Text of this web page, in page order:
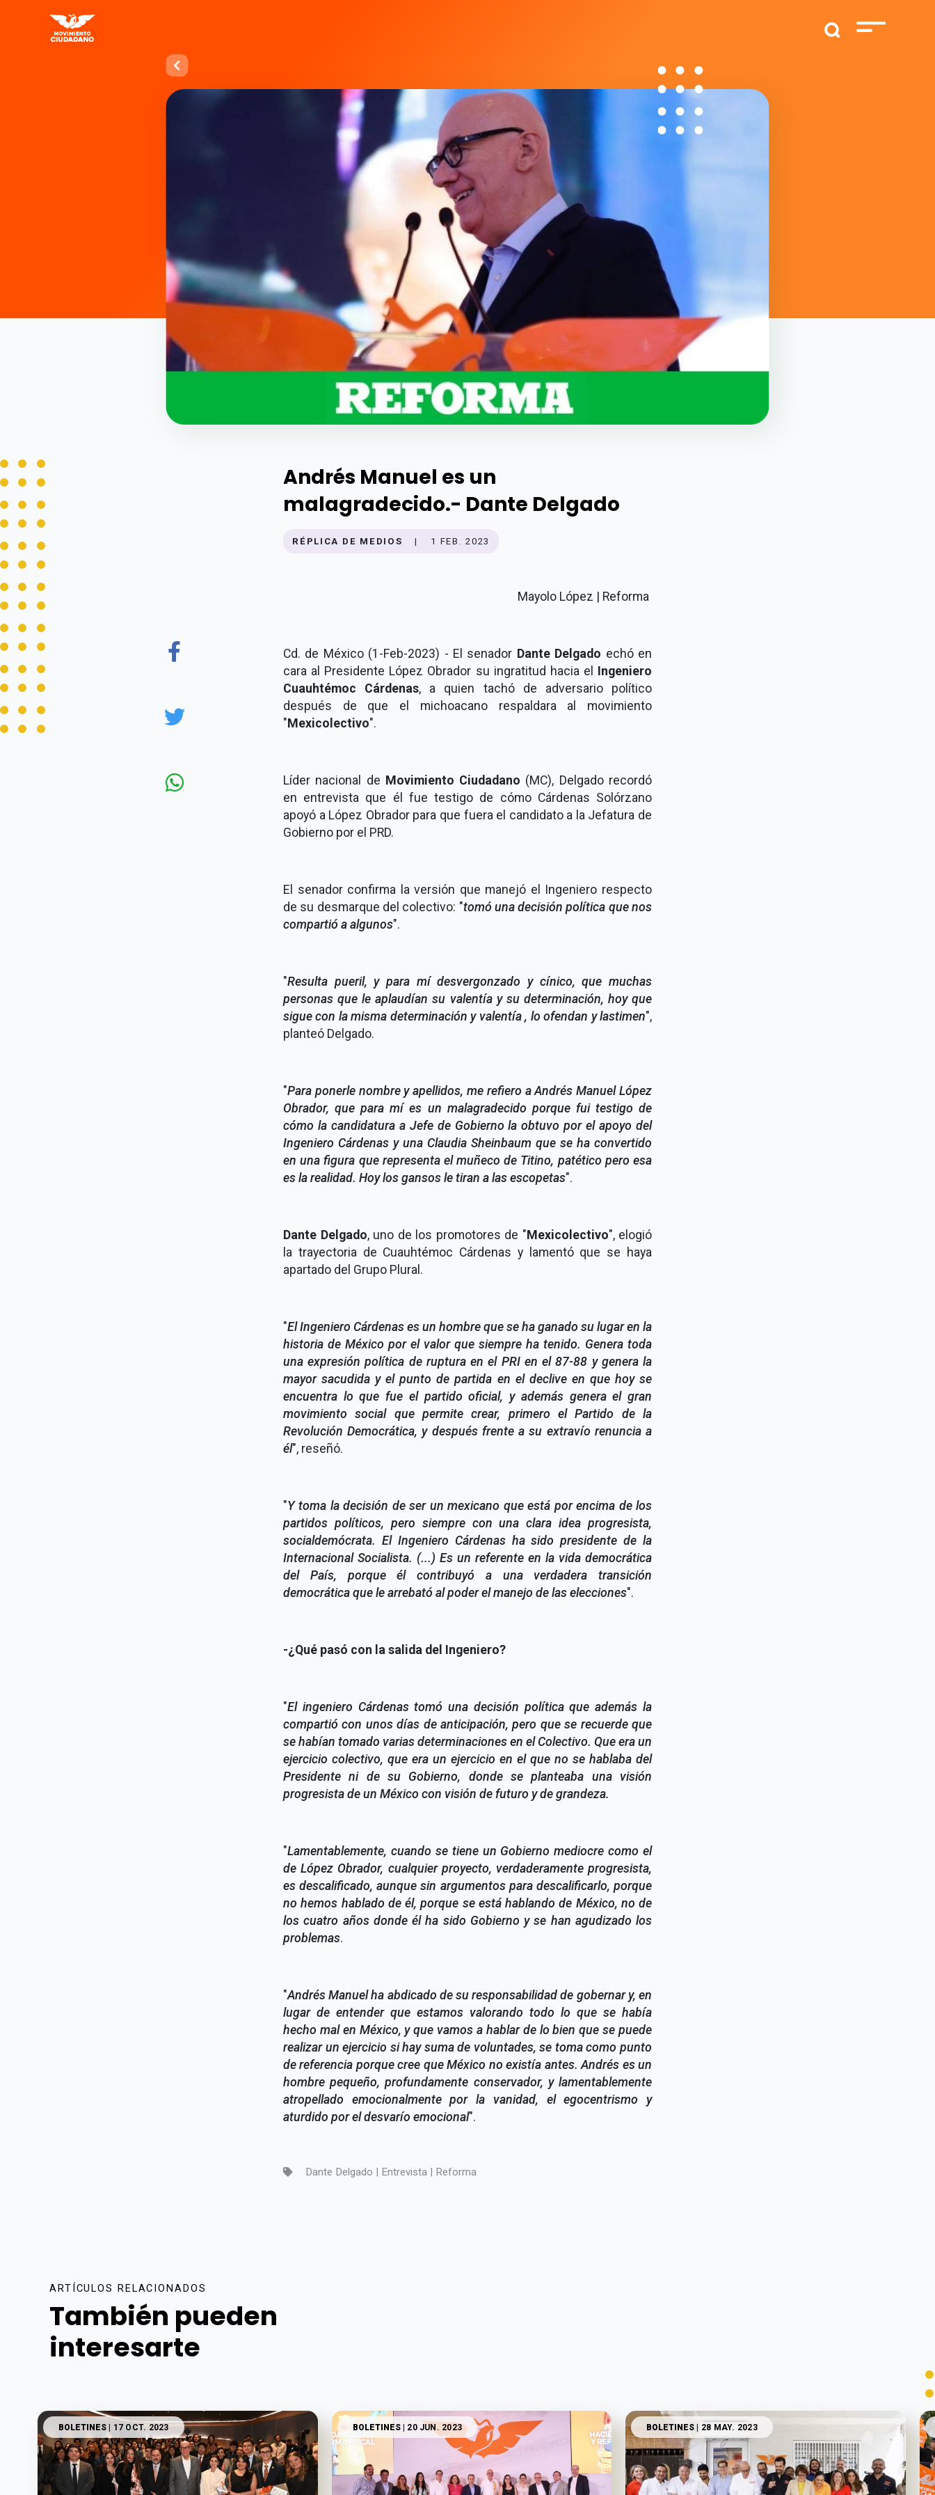
Andrés Manuel es un
malagradecido.- Dante Delgado
RÉPLICA DE MEDIOS | 1 FEB. 2023
Mayolo López | Reforma
Cd. de México (1-Feb-2023) - El senador Dante Delgado echó en
cara al Presidente López Obrador su ingratitud hacia el Ingeniero
Cuauhtémoc Cárdenas, a quien tachó de adversario político
después de que el michoacano respaldara al movimiento
"Mexicolectivo".
Líder nacional de Movimiento Ciudadano (MC), Delgado recordó
en entrevista que él fue testigo de cómo Cárdenas Solórzano
apoyó a López Obrador para que fuera el candidato a la Jefatura de
Gobierno por el PRD.
El senador confirma la versión que manejó el Ingeniero respecto
de su desmarque del colectivo: "tomó una decisión política que nos
compartió a algunos".
"Resulta pueril, y para mí desvergonzado y cínico, que muchas
personas que le aplaudían su valentía y su determinación, hoy que
sigue con la misma determinación y valentía , lo ofendan y lastimen",
planteó Delgado.
"Para ponerle nombre y apellidos, me refiero a Andrés Manuel López
Obrador, que para mí es un malagradecido porque fui testigo de
cómo la candidatura a Jefe de Gobierno la obtuvo por el apoyo del
Ingeniero Cárdenas y una Claudia Sheinbaum que se ha convertido
en una figura que representa el muñeco de Titino, patético pero esa
es la realidad. Hoy los gansos le tiran a las escopetas".
Dante Delgado, uno de los promotores de "Mexicolectivo", elogió
la trayectoria de Cuauhtémoc Cárdenas y lamentó que se haya
apartado del Grupo Plural.
"El Ingeniero Cárdenas es un hombre que se ha ganado su lugar en la
historia de México por el valor que siempre ha tenido. Genera toda
una expresión política de ruptura en el PRI en el 87-88 y genera la
mayor sacudida y el punto de partida en el declive en que hoy se
encuentra lo que fue el partido oficial, y además genera el gran
movimiento social que permite crear, primero el Partido de la
Revolución Democrática, y después frente a su extravío renuncia a
él", reseñó.
"Y toma la decisión de ser un mexicano que está por encima de los
partidos políticos, pero siempre con una clara idea progresista,
socialdemócrata. El Ingeniero Cárdenas ha sido presidente de la
Internacional Socialista. (...) Es un referente en la vida democrática
del País, porque él contribuyó a una verdadera transición
democrática que le arrebató al poder el manejo de las elecciones".
-¿Qué pasó con la salida del Ingeniero?
"El ingeniero Cárdenas tomó una decisión política que además la
compartió con unos días de anticipación, pero que se recuerde que
se habían tomado varias determinaciones en el Colectivo. Que era un
ejercicio colectivo, que era un ejercicio en el que no se hablaba del
Presidente ni de su Gobierno, donde se planteaba una visión
progresista de un México con visión de futuro y de grandeza.
"Lamentablemente, cuando se tiene un Gobierno mediocre como el
de López Obrador, cualquier proyecto, verdaderamente progresista,
es descalificado, aunque sin argumentos para descalificarlo, porque
no hemos hablado de él, porque se está hablando de México, no de
los cuatro años donde él ha sido Gobierno y se han agudizado los
problemas.
"Andrés Manuel ha abdicado de su responsabilidad de gobernar y, en
lugar de entender que estamos valorando todo lo que se había
hecho mal en México, y que vamos a hablar de lo bien que se puede
realizar un ejercicio si hay suma de voluntades, se toma como punto
de referencia porque cree que México no existía antes. Andrés es un
hombre pequeño, profundamente conservador, y lamentablemente
atropellado emocionalmente por la vanidad, el egocentrismo y
aturdido por el desvarío emocional".
Dante Delgado | Entrevista | Reforma
ARTÍCULOS RELACIONADOS
También pueden
interesarte
BOLETINES | 17 OCT. 2023 BOLETINES| 20 JUN. 2023 BOLETINES | 28 MAY. 2023